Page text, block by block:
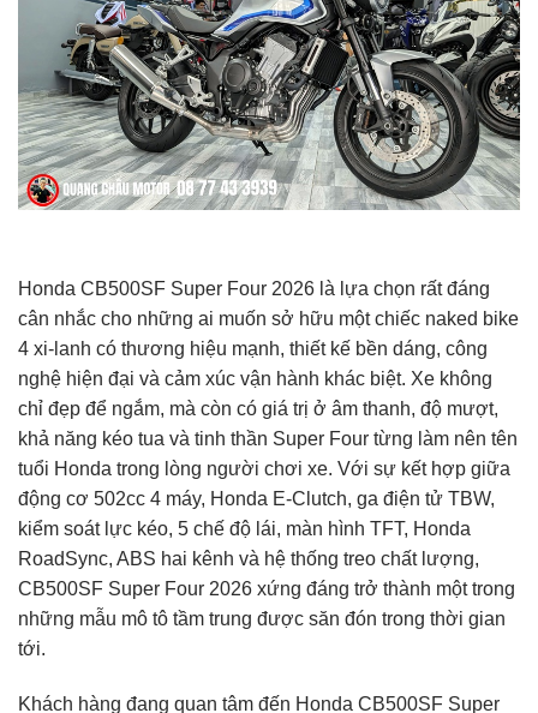
Honda CB500SF Super Four 2026 là lựa chọn rất đáng
cân nhắc cho những ai muốn sở hữu một chiếc naked bike
4 xi-lanh có thương hiệu mạnh, thiết kế bền dáng, công
nghệ hiện đại và cảm xúc vận hành khác biệt. Xe không
chỉ đẹp để ngắm, mà còn có giá trị ở âm thanh, độ mượt,
khả năng kéo tua và tinh thần Super Four từng làm nên tên
tuổi Honda trong lòng người chơi xe. Với sự kết hợp giữa
động cơ 502cc 4 máy, Honda E-Clutch, ga điện tử TBW,
kiểm soát lực kéo, 5 chế độ lái, màn hình TFT, Honda
RoadSync, ABS hai kênh và hệ thống treo chất lượng,
CB500SF Super Four 2026 xứng đáng trở thành một trong
những mẫu mô tô tầm trung được săn đón trong thời gian
tới.
Khách hàng đang quan tâm đến Honda CB500SF Super